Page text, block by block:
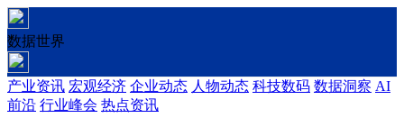
数据世界
产业资讯 宏观经济 企业动态 人物动态 科技数码 数据洞察 AI
前沿 行业峰会 热点资讯